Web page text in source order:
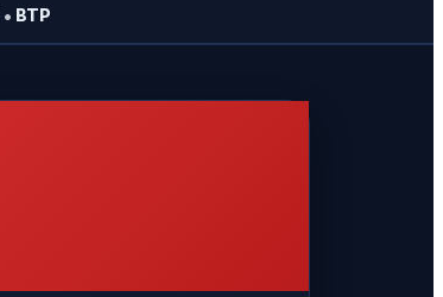
• BTP